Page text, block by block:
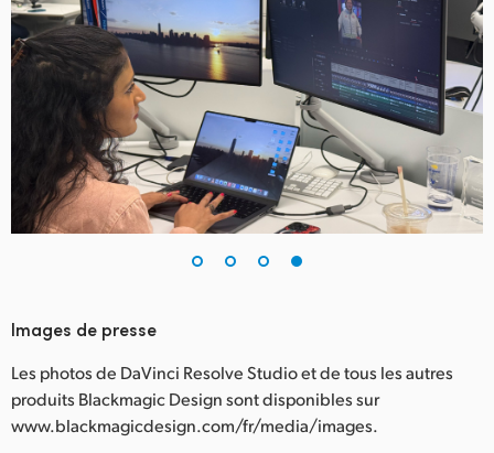
Images de presse
Les photos de DaVinci Resolve Studio et de tous les autres
produits Blackmagic Design sont disponibles sur
www.blackmagicdesign.com/fr/media/images.